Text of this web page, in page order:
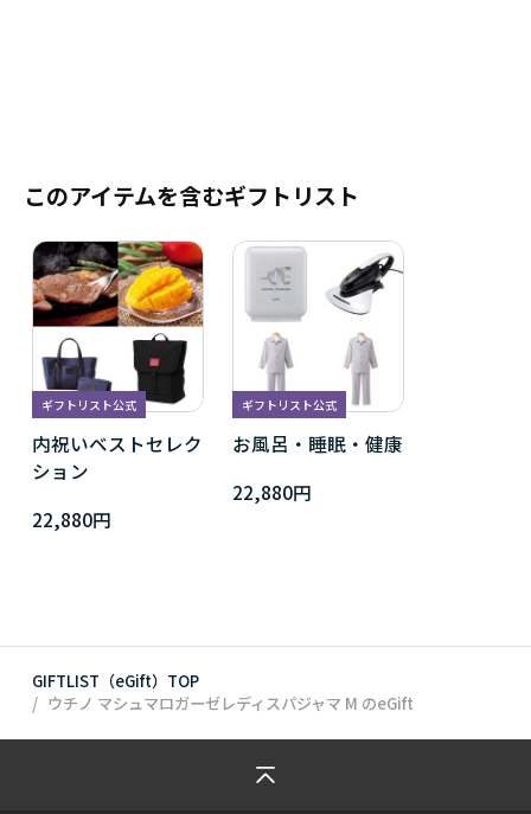
このアイテムを含むギフトリスト
ギフトリスト公式
内祝いベストセレク
ション
22,880円
ギフトリスト公式
お風呂・睡眠・健康
22,880円
GIFTLIST（eGift）TOP
ウチノ マシュマロガーゼレディスパジャマ M のeGift